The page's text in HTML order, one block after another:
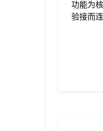
功能为
验接而